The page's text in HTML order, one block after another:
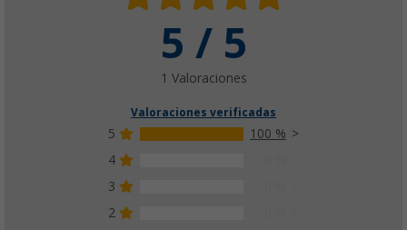
5 / 5
1 Valoraciones
Valoraciones verificadas
5
100 %
4
3
2